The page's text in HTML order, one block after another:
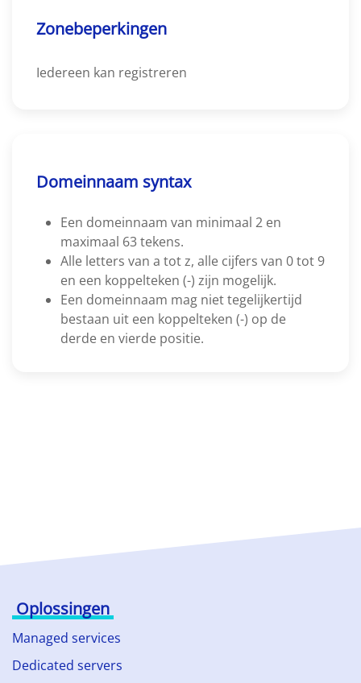
Zonebeperkingen
Iedereen kan registreren
Domeinnaam syntax
Een domeinnaam van minimaal 2 en
maximaal 63 tekens.
Alle letters van a tot z, alle cijfers van 0 tot 9
en een koppelteken (-) zijn mogelijk.
Een domeinnaam mag niet tegelijkertijd
bestaan uit een koppelteken (-) op de
derde en vierde positie.
Oplossingen
Managed services
Dedicated servers